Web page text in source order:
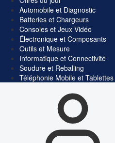
Automobile et Diagnostic
Batteries et Chargeurs
Consoles et Jeux Vidéo
Électronique et Composants
Outils et Mesure
Informatique et Connectivité
Soudure et Reballing
Téléphonie Mobile et Tablettes